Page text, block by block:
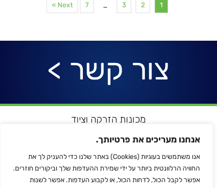
אנחנו מעריכים את פרטיותך.
אנו משתמשים בעוגיות (Cookies) באתר שלנו כדי להעניק לך את
החוויה הרלוונטית ביותר על ידי שמירת ההעדפות שלך וביקורים חוזרים.
אפשר לקבל הכול, לדחות הכול, או לקבוע העדפות. אפשר לשנות
1
2
3
…
7
Next »
צור קשר >
מכונות הזרקה וציוד
מדפסות תלת מימד
הלחמת פלסטיק
לכל המותגים
צור קשר